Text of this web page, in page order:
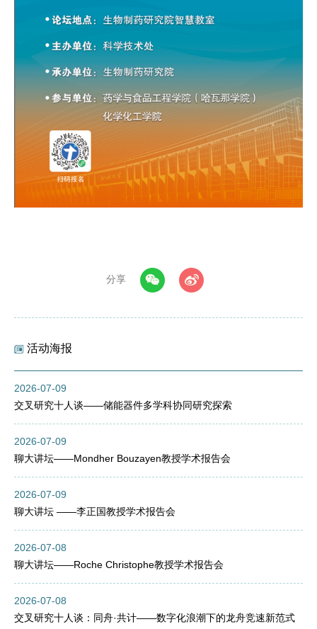
分享
活动海报
2026-07-09
交叉研究十人谈——储能器件多学科协同研究探索
2026-07-09
聊大讲坛——Mondher Bouzayen教授学术报告会
2026-07-09
聊大讲坛 ——李正国教授学术报告会
2026-07-08
聊大讲坛——Roche Christophe教授学术报告会
2026-07-08
交叉研究十人谈：同舟·共计——数字化浪潮下的龙舟竞速新范式